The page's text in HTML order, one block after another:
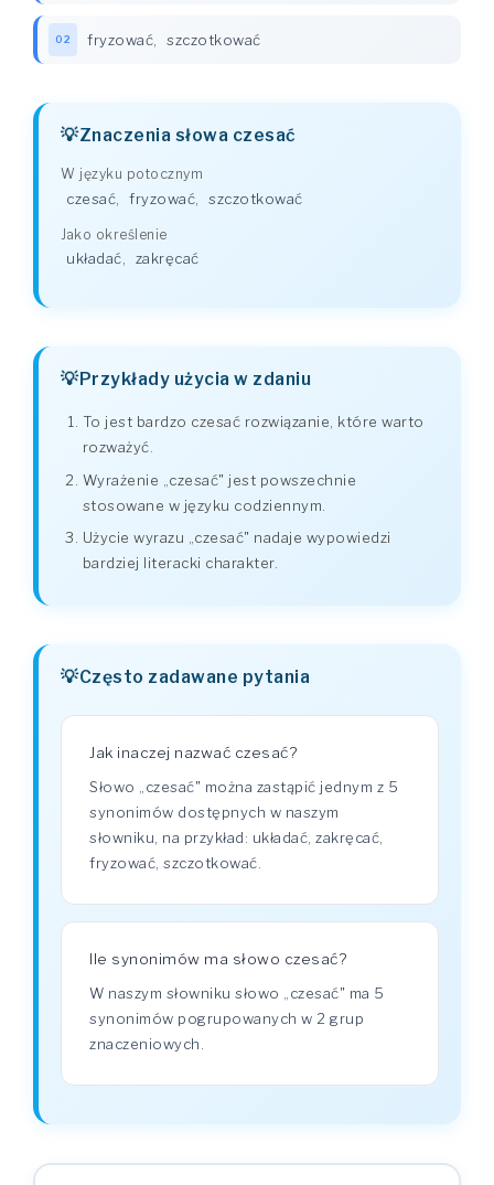
02 fryzować szczotkować
Znaczenia słowa czesać
W języku potocznym
czesać fryzować szczotkować
Jako określenie
układać, zakręcać
Przykłady użycia w zdaniu
To jest bardzo czesać rozwiązanie, które warto
rozważyć.
Wyrażenie „czesać" jest powszechnie
stosowane w języku codziennym.
Użycie wyrazu „czesać" nadaje wypowiedzi
bardziej literacki charakter.
Często zadawane pytania
Jak inaczej nazwać czesać?
Słowo „czesać" można zastąpić jednym z 5
synonimów dostępnych w naszym
słowniku, na przykład: układać, zakręcać,
fryzować, szczotkować.
Ile synonimów ma słowo czesać?
W naszym słowniku słowo „czesać" ma 5
synonimów pogrupowanych w 2 grup
znaczeniowych.